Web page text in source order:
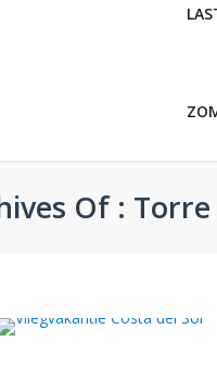
Of :